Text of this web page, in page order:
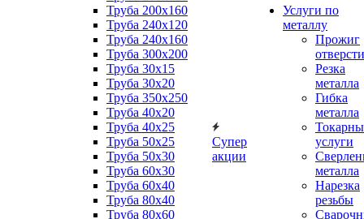
Труба 200x160
Труба 240x120
Труба 240x160
Труба 300x200
Труба 30x15
Труба 30x20
Труба 350x250
Труба 40x20
Труба 40x25
Труба 50x25
Труба 50x30
Труба 60x30
Труба 60x40
Труба 80x40
Труба 80x60
Супер
акции
Услуги по
металлу
Прожиг
Резка
металла
Гибка
металла
услуги
металла
Нарезка
резьбы